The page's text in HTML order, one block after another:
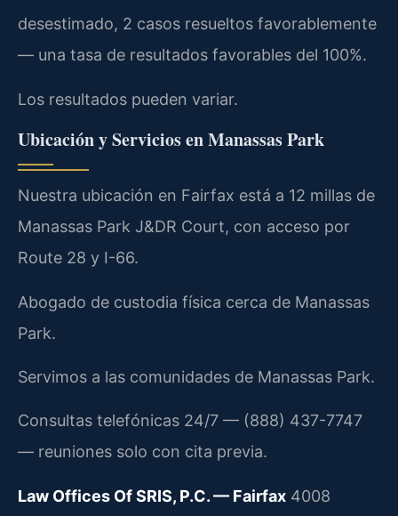
desestimado, 2 casos resueltos favorablemente
— una tasa de resultados favorables del 100%.
Los resultados pueden variar.
Ubicación y Servicios en Manassas Park
Nuestra ubicación en Fairfax está a 12 millas de
Manassas Park J&DR Court, con acceso por
Route 28 y I-66.
Abogado de custodia física cerca de Manassas
Park.
Servimos a las comunidades de Manassas Park.
Consultas telefónicas 24/7 — (888) 437-7747
— reuniones solo con cita previa.
Law Offices Of SRIS, P.C. — Fairfax 4008